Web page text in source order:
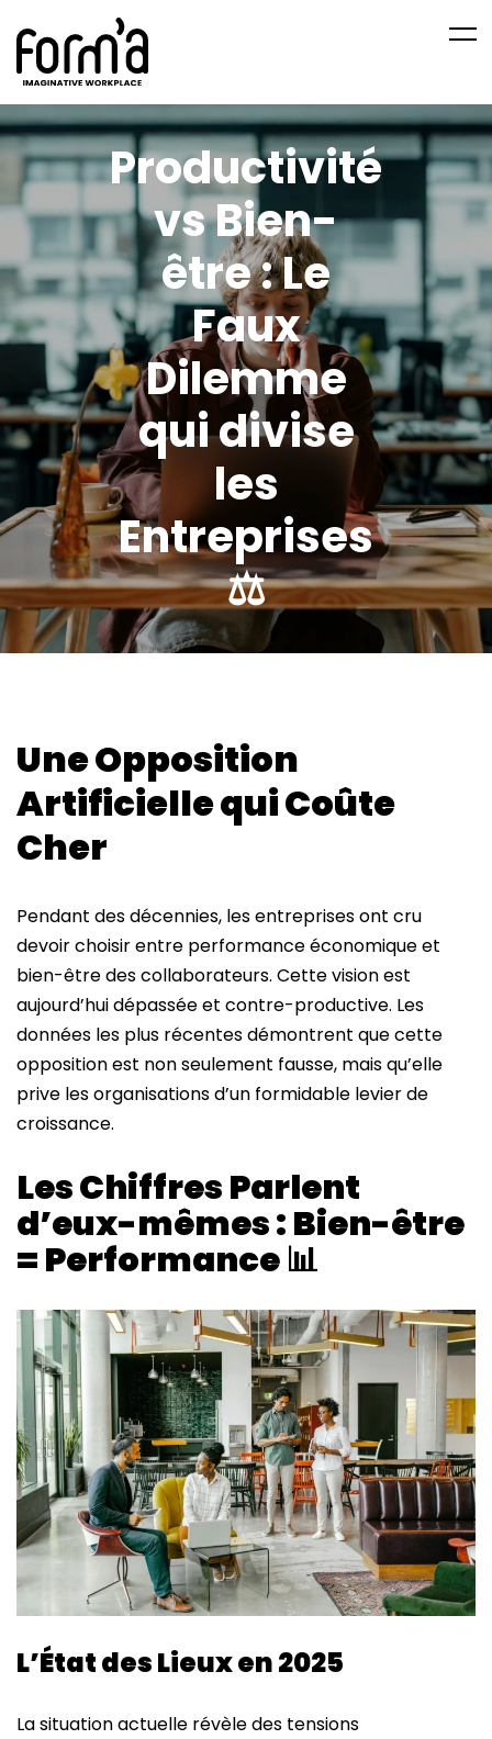
Productivité
vs Bien-
être : Le
Faux
Dilemme
qui divise
les
Entreprises
⚖️
Une Opposition
Artificielle qui Coûte
Cher
Pendant des décennies, les entreprises ont cru
devoir choisir entre performance économique et
bien-être des collaborateurs. Cette vision est
aujourd’hui dépassée et contre-productive. Les
données les plus récentes démontrent que cette
opposition est non seulement fausse, mais qu’elle
prive les organisations d’un formidable levier de
croissance.
Les Chiffres Parlent
d’eux-mêmes : Bien-être
= Performance 📊
L’État des Lieux en 2025
La situation actuelle révèle des tensions